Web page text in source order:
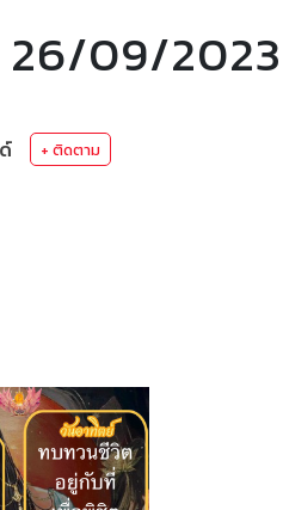
26/09/2023
+ ติดตาม